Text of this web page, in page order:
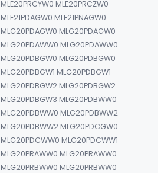
MLE20PRCYW0 MLE20PRCZW0
MLE21PDAGW0 MLE21PNAGW0
MLG20PDAGW0 MLG20PDAGW0
MLG20PDAWW0 MLG20PDAWW0
MLG20PDBGW0 MLG20PDBGW0
MLG20PDBGW1 MLG20PDBGW1
MLG20PDBGW2 MLG20PDBGW2
MLG20PDBGW3 MLG20PDBWW0
MLG20PDBWW0 MLG20PDBWW2
MLG20PDBWW2 MLG20PDCGW0
MLG20PDCWW0 MLG20PDCWW1
MLG20PRAWW0 MLG20PRAWW0
MLG20PRBWW0 MLG20PRBWW0